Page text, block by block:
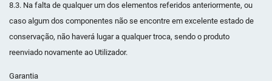
8.3. Na falta de qualquer um dos elementos referidos anteriormente, ou
caso algum dos componentes não se encontre em excelente estado de
conservação, não haverá lugar a qualquer troca, sendo o produto
reenviado novamente ao Utilizador.
Garantia